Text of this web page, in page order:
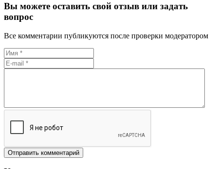
Вы можете оставить свой отзыв или задать
вопрос
Все комментарии публикуются после проверки модератором